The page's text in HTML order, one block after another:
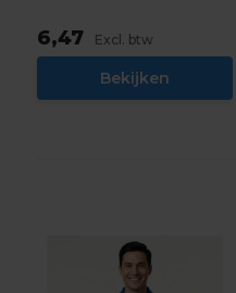
6,47 Excl. btw
Bekijken